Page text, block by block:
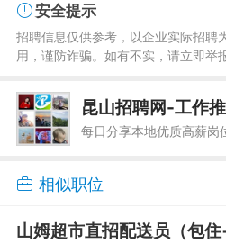
安全提示
招聘信息仅供参考，以企业实际招聘
用，谨防诈骗。如有不实，请立即举
昆山招聘网-工作
每日分享本地优质高薪岗
相似职位
山姆超市直招配送员（包住